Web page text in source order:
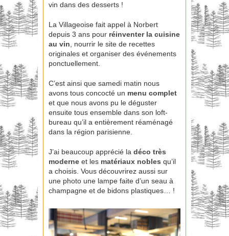
vin dans des desserts !
La Villageoise fait appel à Norbert
depuis 3 ans pour réinventer la cuisine
au vin , nourrir le site de recettes
originales et organiser des événements
ponctuellement.
C’est ainsi que samedi matin nous
avons tous concocté un menu complet
et que nous avons pu le déguster
ensuite tous ensemble dans son loft-
bureau qu’il a entièrement réaménagé
dans la région parisienne.
J’ai beaucoup apprécié la déco très
moderne et les matériaux nobles qu’il
a choisis. Vous découvrirez aussi sur
une photo une lampe faite d’un seau à
champagne et de bidons plastiques… !